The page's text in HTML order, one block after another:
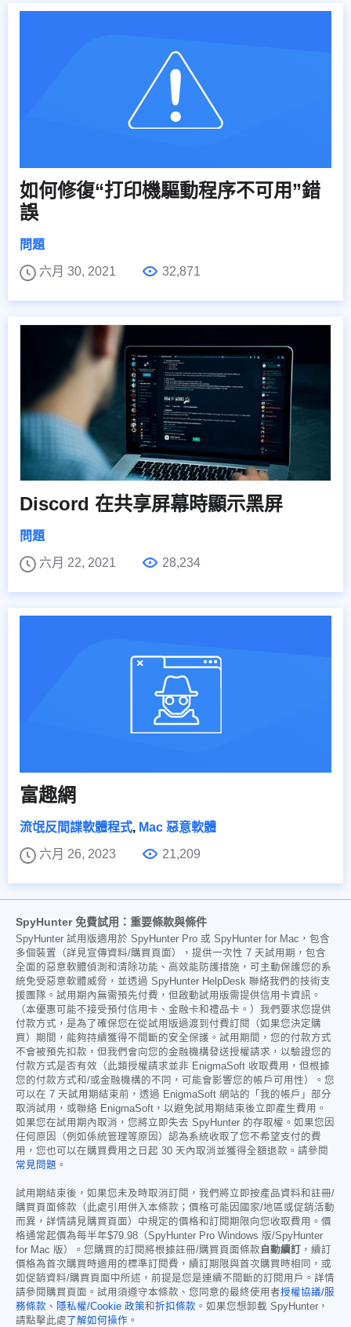
如何修復“打印機驅動程序不可用”錯
誤
問題
六月 30, 2021
32,871
Discord 在共享屏幕時顯示黑屏
問題
六月 22, 2021
28,234
富趣網
流氓反間諜軟體程式, Mac 惡意軟體
六月 26, 2023
21,209
SpyHunter 免費試用：重要條款與條件
SpyHunter 試用版適用於 SpyHunter Pro 或 SpyHunter for Mac，包含
多個裝置（詳見宣傳資料/購買頁面），提供一次性 7 天試用期，包含
全面的惡意軟體偵測和清除功能、高效能防護措施，可主動保護您的系
統免受惡意軟體威脅，並透過 SpyHunter HelpDesk 聯絡我們的技術支
援團隊。試用期內無需預先付費，但啟動試用版需提供信用卡資訊。
（本優惠可能不接受預付信用卡、金融卡和禮品卡。）我們要求您提供
付款方式，是為了確保您在從試用版過渡到付費訂閱（如果您決定購
買）期間，能夠持續獲得不間斷的安全保護。試用期間，您的付款方式
不會被預先扣款，但我們會向您的金融機構發送授權請求，以驗證您的
付款方式是否有效（此類授權請求並非 EnigmaSoft 收取費用，但根據
您的付款方式和/或金融機構的不同，可能會影響您的帳戶可用性）。您
可以在 7 天試用期結束前，透過 EnigmaSoft 網站的「我的帳戶」部分
取消試用，或聯絡 EnigmaSoft，以避免試用期結束後立即產生費用。
如果您在試用期內取消，您將立即失去 SpyHunter 的存取權。如果您因
任何原因（例如係統管理等原因）認為系統收取了您不希望支付的費
用，您也可以在購買費用之日起 30 天內取消並獲得全額退款。請參閱
常見問題 。
試用期結束後，如果您未及時取消訂閱，我們將立即按產品資料和註冊/
購買頁面條款（此處引用併入本條款；價格可能因國家/地區或促銷活動
而異，詳情請見購買頁面）中規定的價格和訂閱期限向您收取費用。價
格通常起價為每半年$79.98 （SpyHunter Pro Windows 版/SpyHunter
for Mac 版）。您購買的訂閱將根據註冊/購買頁面條款 自動續訂 ，續訂
價格為首次購買時適用的標準訂閱費，續訂期限與首次購買時相同，或
如促銷資料/購買頁面中所述，前提是您是連續不間斷的訂閱用戶。詳情
請參閱購買頁面。試用須遵守本條款、您同意的最終使用者授權協議/服
務條款 、 隱私權/Cookie 政策和折扣條款 。如果您想卸載 SpyHunter，
請點擊此處了解如何操作 。